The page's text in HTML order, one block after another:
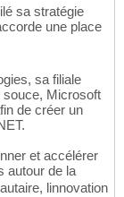
sa stratégie
une place
sa filiale
souce, Microsoft
de créer un
et accélérer
autour de la
linnovation